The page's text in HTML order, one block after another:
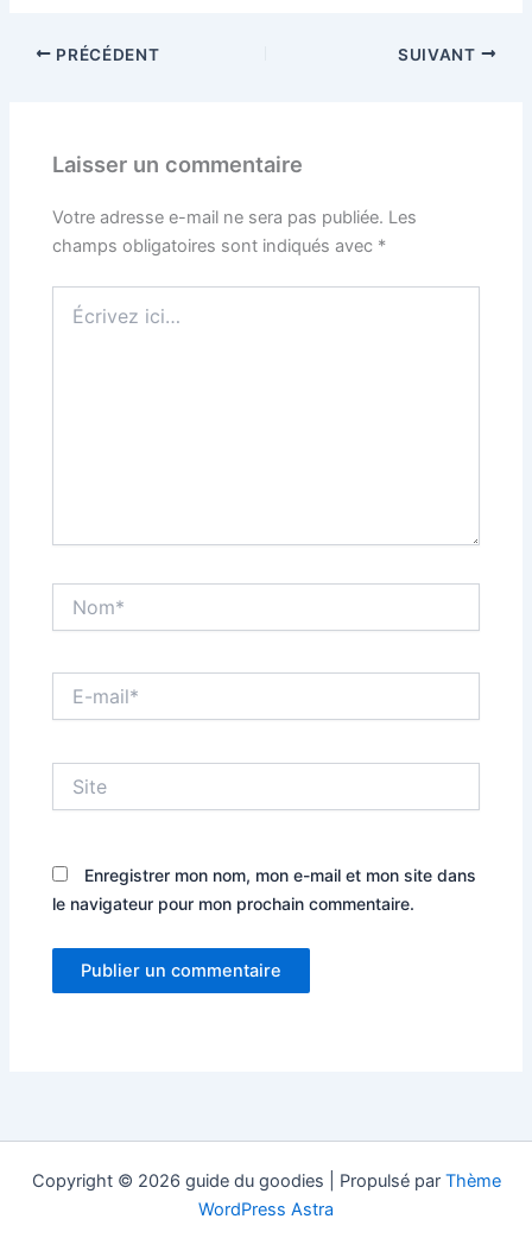
PRÉCÉDENT SUIVANT
Laisser un commentaire
Votre adresse e-mail ne sera pas publiée. Les
champs obligatoires sont indiqués avec *
ici…
mail*
Enregistrer mon nom, mon e-mail et mon site dans
le navigateur pour mon prochain commentaire.
Copyright © 2026 guide du goodies | Propulsé par Thème
WordPress Astra